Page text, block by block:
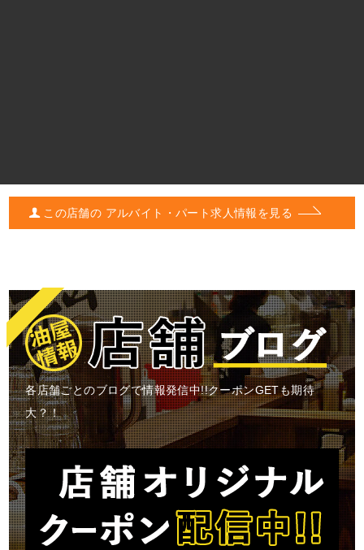
この店舗の アルバイト・パート求人情報を見る
各店舗ごとのブログで情報発信中!!クーポンGETも期待
大？！